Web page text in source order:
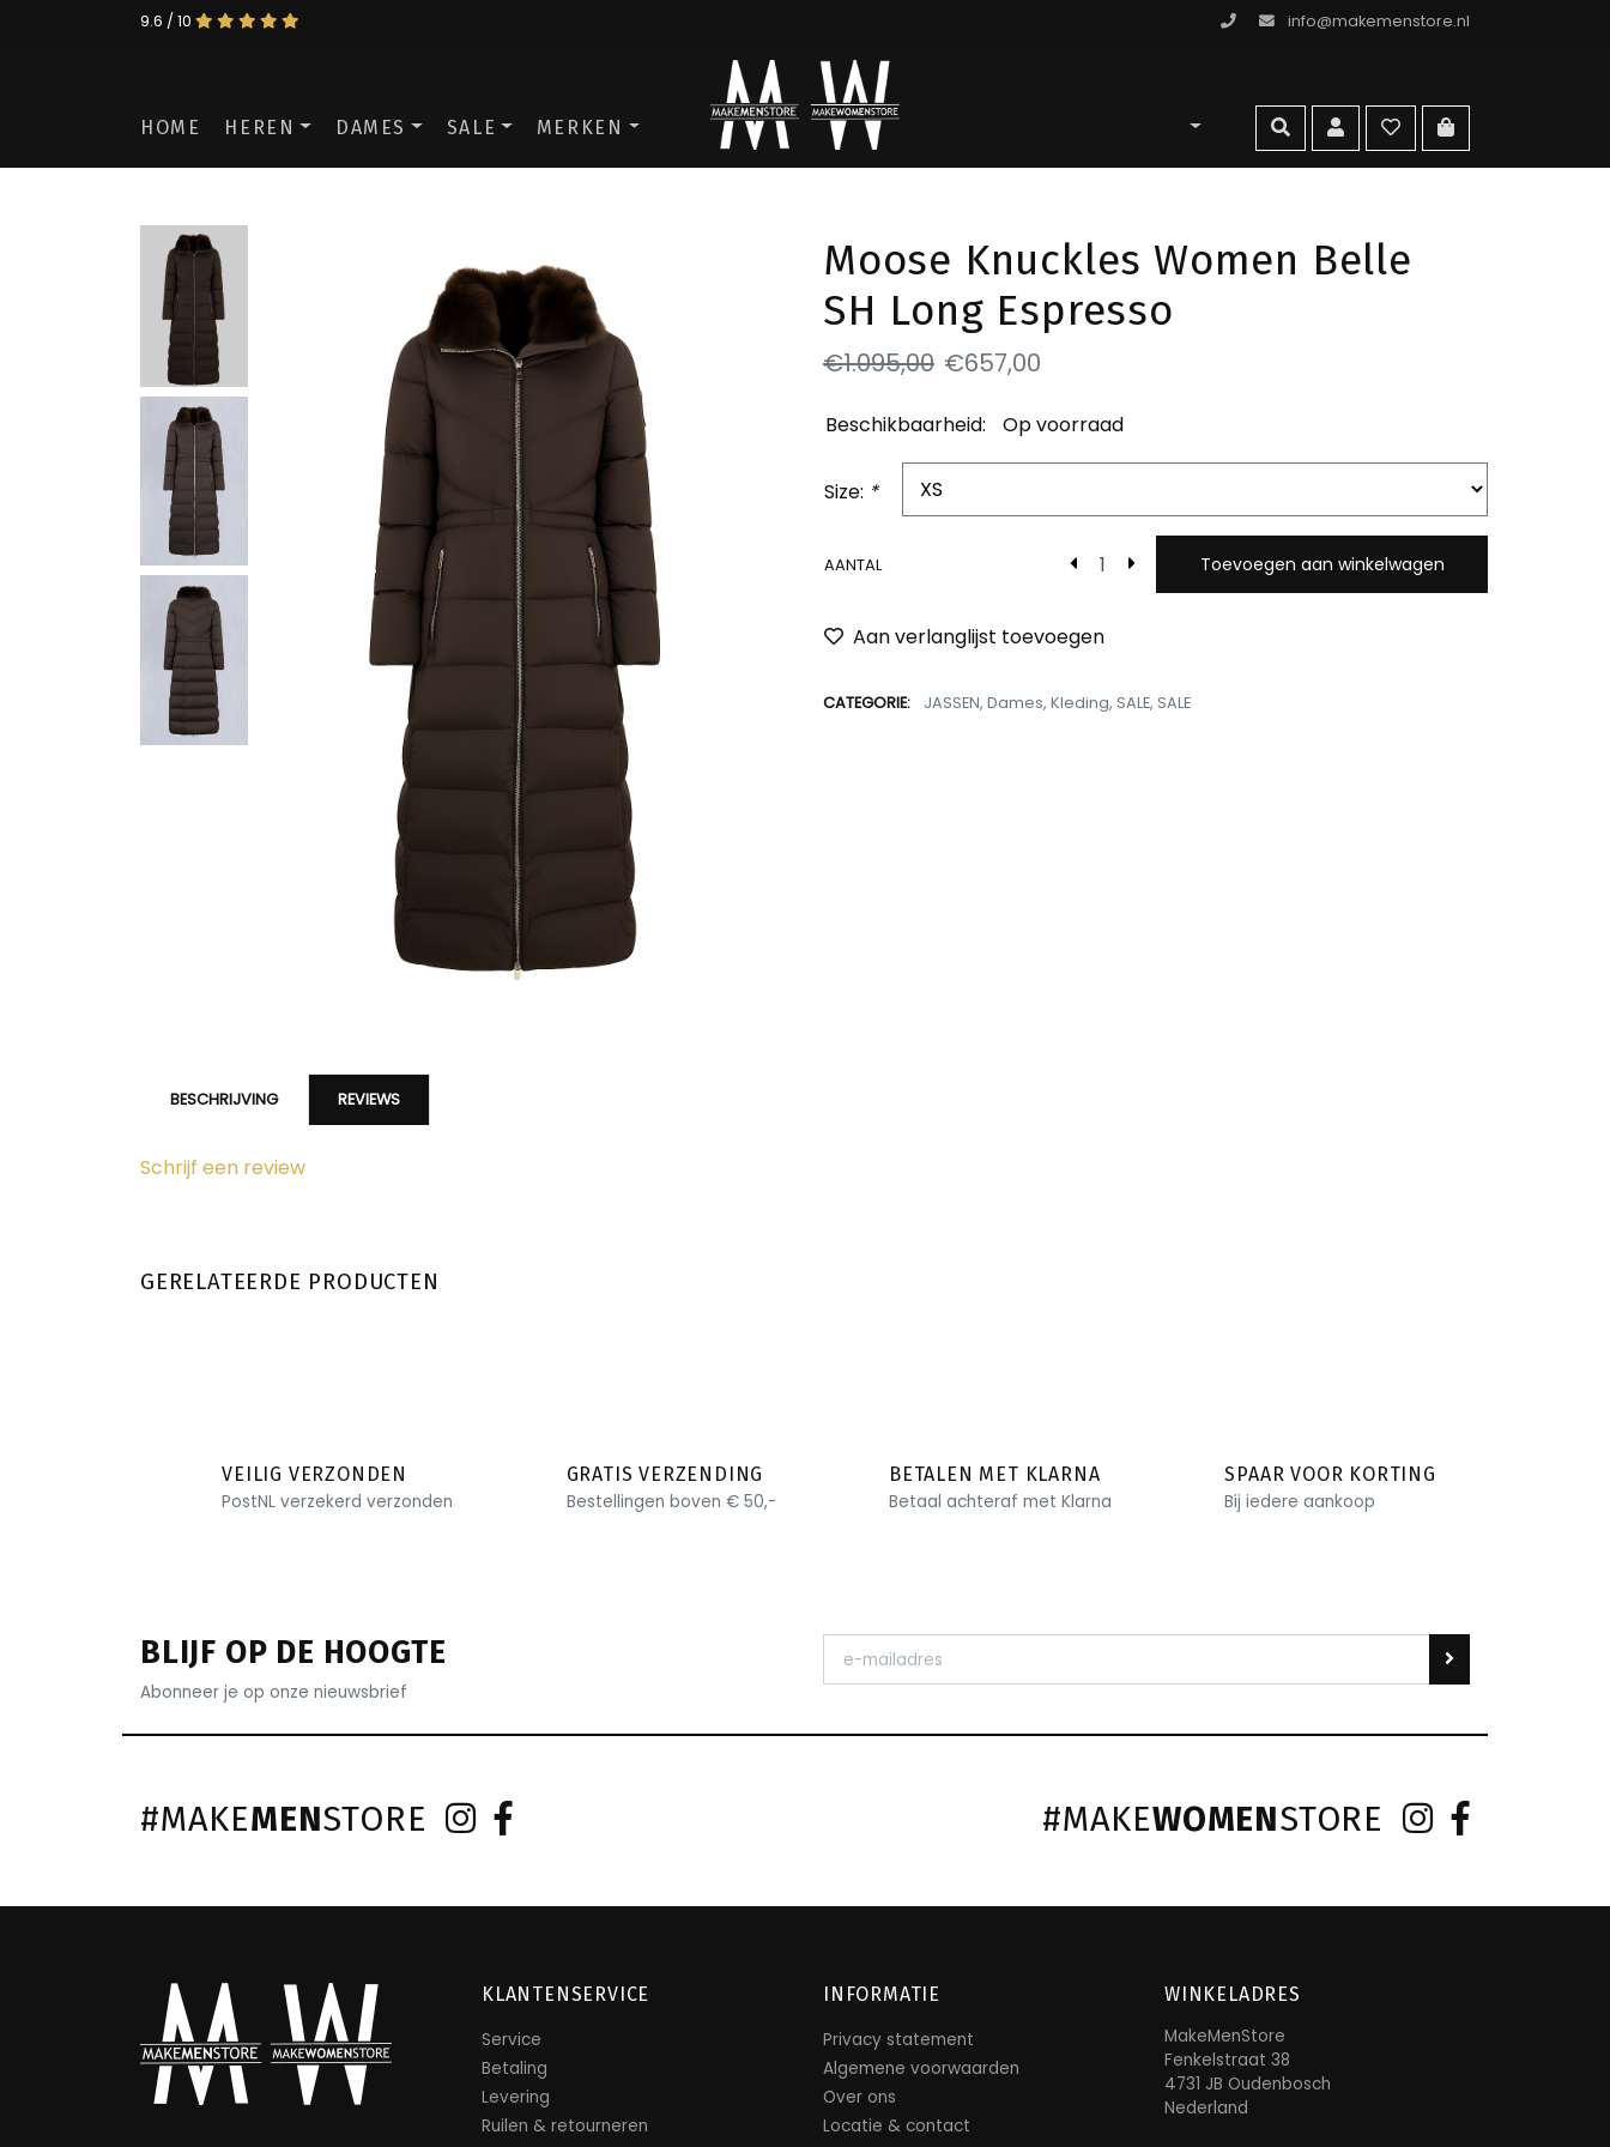
9.6 / 10 info@makemenstore.nl
ga naar de men store
HOME HEREN DAMES SALE MERKEN zoekenaccountwishlistga naar
Moose Knuckles Women Belle
SH Long Espresso
€1.095,00 €657,00
Beschikbaarheid: Op voorraad
Size: *
AANTAL Toevoegen aan winkelwagen
Aan verlanglijst toevoegen
CATEGORIE: JASSEN, Dames, Kleding, SALE, SALE
BESCHRIJVING REVIEWS
Schrijf een review
GERELATEERDE PRODUCTEN
VEILIG VERZONDEN
PostNL verzekerd verzonden
GRATIS VERZENDING
Bestellingen boven € 50,-
BETALEN MET KLARNA
Betaal achteraf met Klarna
SPAAR VOOR KORTING
Bij iedere aankoop
BLIJF OP DE HOOGTE
Abonneer je op onze nieuwsbrief
#MAKEMENSTORE #MAKEWOMENSTORE
KLANTENSERVICE
Service
Betaling
Levering
Ruilen & retourneren
INFORMATIE
Privacy statement
Algemene voorwaarden
Over ons
Locatie & contact
WINKELADRES
MakeMenStore
Fenkelstraat 38
4731 JB Oudenbosch
Nederland